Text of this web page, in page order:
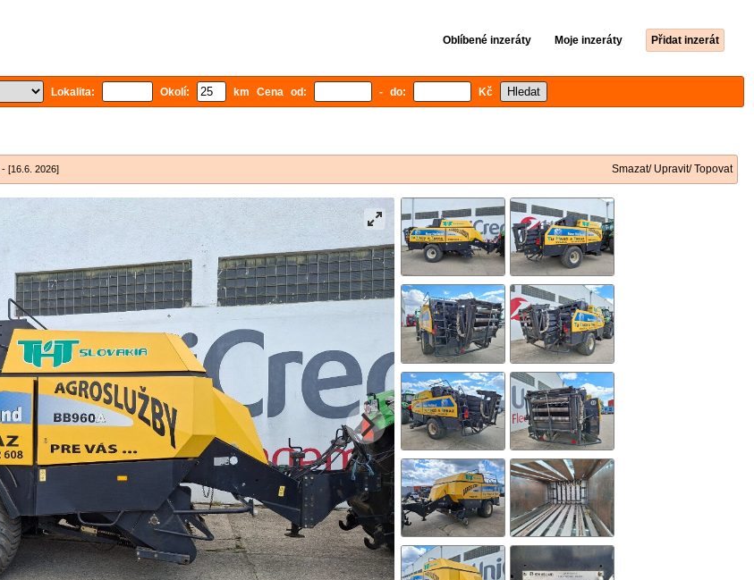
Oblíbené inzeráty Moje inzeráty Přidat inzerát
Lokalita: Okolí: km Cena od: - do: Kč
- [16.6. 2026] Smazat/ Upravit/ Topovat